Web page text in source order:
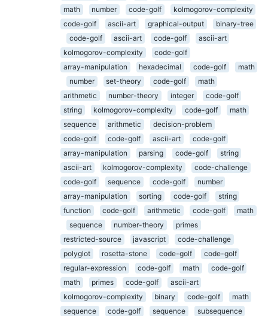
math
number code-golf
kolmogorov-complexity
code-golf
ascii-art graphical-output
binary-tree
code-golf
ascii-art code-golf
ascii-art
kolmogorov-complexity
code-golf
array-manipulation
hexadecimal code-golf
math
number
set-theory code-golf
math
arithmetic
number-theory integer
code-golf
string
kolmogorov-complexity code-golf
math
sequence
arithmetic
decision-problem
code-golf
code-golf ascii-art
code-golf
array-manipulation
parsing code-golf
string
ascii-art
kolmogorov-complexity
code-challenge
code-golf
sequence code-golf
number
array-manipulation
sorting code-golf
string
function
code-golf arithmetic code-golf
math
sequence
number-theory
primes
restricted-source
javascript
code-challenge
polyglot
rosetta-stone code-golf
code-golf
regular-expression
code-golf math
code-golf
math
primes code-golf
ascii-art
kolmogorov-complexity
binary code-golf
math
sequence
code-golf sequence
subsequence